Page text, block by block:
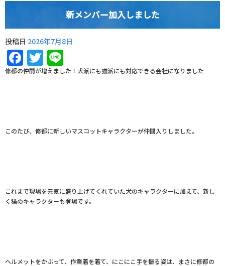
新メンバー加入しました
投稿日 2026年7月8日
Facebook
Twitter
修都の仲間が増えました！犬派にも猫派にも対応できる会社になりました
このたび、修都に新しいマスコットキャラクターが仲間入りしました。
これまで現場を元気に盛り上げてくれていた犬のキャラクターに加えて、新し
く猫のキャラクターも登場です。
ヘルメットをかぶって、作業着を着て、にこにこ手を振る姿は、まさに修都の